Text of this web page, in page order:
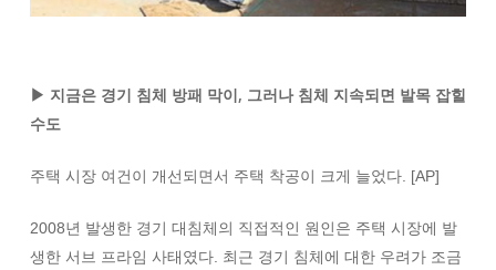
▶ 지금은 경기 침체 방패 막이, 그러나 침체 지속되면 발목 잡힐
수도
주택 시장 여건이 개선되면서 주택 착공이 크게 늘었다. [AP]
2008년 발생한 경기 대침체의 직접적인 원인은 주택 시장에 발
생한 서브 프라임 사태였다. 최근 경기 침체에 대한 우려가 조금